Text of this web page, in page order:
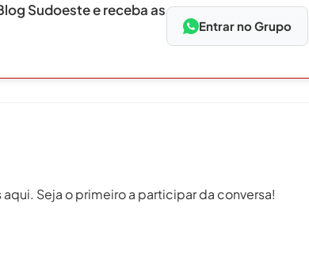
Sudoeste e receba as
Entrar no Grupo
Seja o primeiro a participar da conversa!